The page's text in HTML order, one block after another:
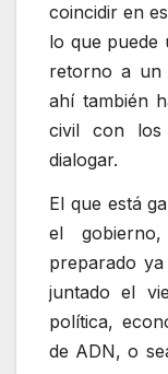
coincidir en
lo que puede
retorno a un
ahí también
civil con los
dialogar.
El que está
el
preparado
juntado el
política,
de ADN, o